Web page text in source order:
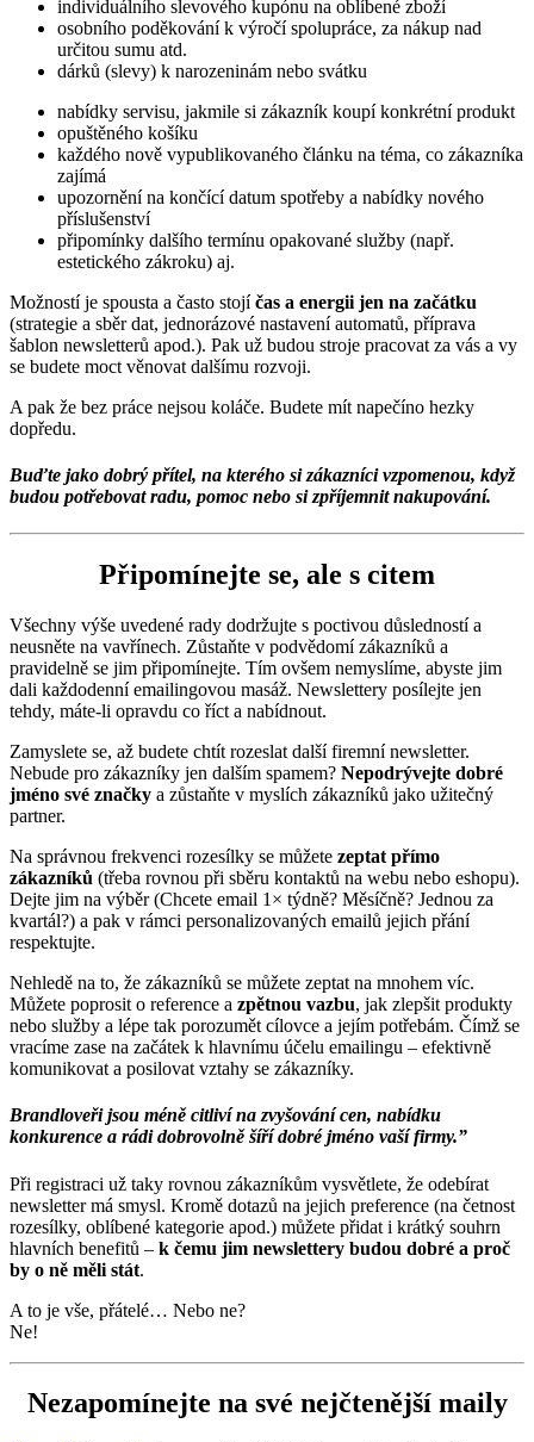
individuálního slevového kupónu na oblíbené zboží
osobního poděkování k výročí spolupráce, za nákup nad
určitou sumu atd.
dárků (slevy) k narozeninám nebo svátku
nabídky servisu, jakmile si zákazník koupí konkrétní produkt
opuštěného košíku
každého nově vypublikovaného článku na téma, co zákazníka
zajímá
upozornění na končící datum spotřeby a nabídky nového
příslušenství
připomínky dalšího termínu opakované služby (např.
estetického zákroku) aj.
Možností je spousta a často stojíčas a energii jen na začátku
(strategie a sběr dat, jednorázové nastavení automatů, příprava
šablon newsletterů apod.). Pak už budou stroje pracovat za vás a vy
se budete moct věnovat dalšímu rozvoji.
A pak že bez práce nejsou koláče. Budete mít napečíno hezky
dopředu.
Buďte jako dobrý přítel, na kterého si zákazníci vzpomenou, když
budou potřebovat radu, pomoc nebo si zpříjemnit nakupování.
Připomínejte se, ale s citem
Všechny výše uvedené rady dodržujte s poctivou důsledností a
neusněte na vavřínech. Zůstaňte v podvědomí zákazníků a
pravidelně se jim připomínejte. Tím ovšem nemyslíme, abyste jim
dali každodenní emailingovou masáž. Newslettery posílejte jen
tehdy, máte-li opravdu co říct a nabídnout.
Zamyslete se, až budete chtít rozeslat další firemní newsletter.
Nebude pro zákazníky jen dalším spamem? Nepodrývejte dobré
jméno své značky a zůstaňte v myslích zákazníků jako užitečný
partner.
Na správnou frekvenci rozesílky se můžete zeptat přímo
zákazníků (třeba rovnou při sběru kontaktů na webu nebo eshopu).
Dejte jim na výběr (Chcete email 1× týdně? Měsíčně? Jednou za
kvartál?) a pak v rámci personalizovaných emailů jejich přání
respektujte.
Nehledě na to, že zákazníků se můžete zeptat na mnohem víc.
Můžete poprosit o reference a zpětnou vazbu, jak zlepšit produkty
nebo služby a lépe tak porozumět cílovce a jejím potřebám. Čímž se
vracíme zase na začátek k hlavnímu účelu emailingu – efektivně
komunikovat a posilovat vztahy se zákazníky.
Brandloveři jsou méně citliví na zvyšování cen, nabídku
konkurence a rádi dobrovolně šíří dobré jméno vaší firmy.”
Při registraci už taky rovnou zákazníkům vysvětlete, že odebírat
newsletter má smysl. Kromě dotazů na jejich preference (na četnost
rozesílky, oblíbené kategorie apod.) můžete přidat i krátký souhrn
hlavních benefitů – k čemu jim newslettery budou dobré a proč
by o ně měli stát.
A to je vše, přátelé… Nebo ne?
Ne!
Nezapomínejte na své nejčtenější maily